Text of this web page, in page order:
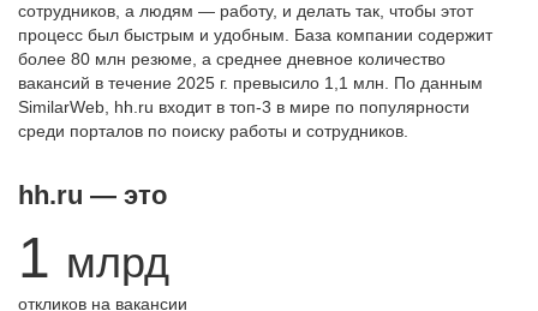
сотрудников, а людям — работу, и делать так, чтобы этот
процесс был быстрым и удобным. База компании содержит
более 80 млн резюме, а среднее дневное количество
вакансий в течение 2025 г. превысило 1,1 млн. По данным
SimilarWeb, hh.ru входит в топ-3 в мире по популярности
среди порталов по поиску работы и сотрудников.
hh.ru — это
1 млрд
откликов на вакансии